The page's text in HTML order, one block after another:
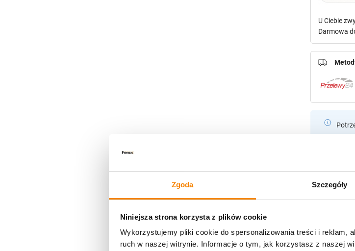
Zgoda Szczegóły
Niniejsza strona korzysta z plików cookie
Wykorzystujemy pliki cookie do spersonalizowania treści i reklam,
ruch w naszej witrynie. Informacje o tym, jak korzystasz z naszej
U Ciebie
Darmowa